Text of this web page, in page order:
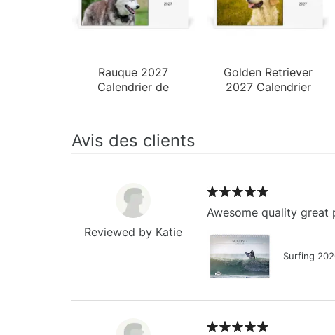
Rauque 2027
Calendrier de
Golden Retriever
2027 Calendrier
Avis des clients
Reviewed by Katie
Awesome quality great
Surfing